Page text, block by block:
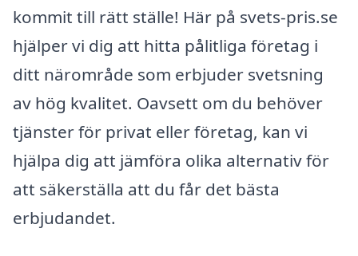
kommit till rätt ställe! Här på svets-pris.se
hjälper vi dig att hitta pålitliga företag i
ditt närområde som erbjuder svetsning
av hög kvalitet. Oavsett om du behöver
tjänster för privat eller företag, kan vi
hjälpa dig att jämföra olika alternativ för
att säkerställa att du får det bästa
erbjudandet.